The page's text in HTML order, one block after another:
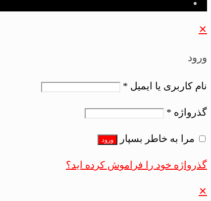
✕
ورود
نام کاربری یا ایمیل *
گذرواژه *
مرا به خاطر بسپار ورود
گذرواژه خود را فراموش کرده اید؟
✕